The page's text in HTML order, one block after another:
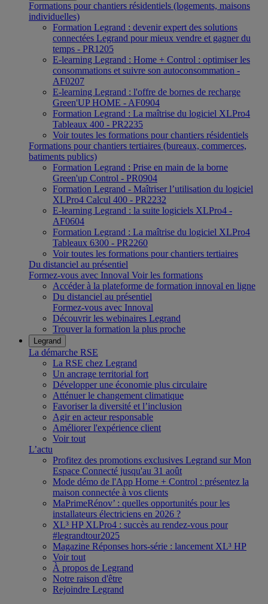
Formations pour chantiers résidentiels (logements, maisons
individuelles)
Formation Legrand : devenir expert des solutions
connectées Legrand pour mieux vendre et gagner du
temps - PR1205
E-learning Legrand : Home + Control : optimiser les
consommations et suivre son autoconsommation -
AF0207
E-learning Legrand : l'offre de bornes de recharge
Green'UP HOME - AF0904
Formation Legrand : La maîtrise du logiciel XLPro4
Tableaux 400 - PR2235
Voir toutes les formations pour chantiers résidentiels
Formations pour chantiers tertiaires (bureaux, commerces,
batiments publics)
Formation Legrand : Prise en main de la borne
Green'up Control - PR0904
Formation Legrand - Maîtriser l’utilisation du logiciel
XLPro4 Calcul 400 - PR2232
E-learning Legrand : la suite logiciels XLPro4 -
AF0604
Formation Legrand : La maîtrise du logiciel XLPro4
Tableaux 6300 - PR2260
Voir toutes les formations pour chantiers tertiaires
Du distanciel au présentiel
Formez-vous avec Innoval Voir les formations
Accéder à la plateforme de formation innoval en ligne
Du distanciel au présentiel
Formez-vous avec Innoval
Découvrir les webinaires Legrand
Trouver la formation la plus proche
Legrand
La démarche RSE
La RSE chez Legrand
Un ancrage territorial fort
Développer une économie plus circulaire
Atténuer le changement climatique
Favoriser la diversité et l’inclusion
Agir en acteur responsable
Améliorer l'expérience client
Voir tout
L’actu
Profitez des promotions exclusives Legrand sur Mon
Espace Connecté jusqu'au 31 août
Mode démo de l'App Home + Control : présentez la
maison connectée à vos clients
MaPrimeRénov’ : quelles opportunités pour les
installateurs électriciens en 2026 ?
XL³ HP XLPro4 : succès au rendez-vous pour
#legrandtour2025
Magazine Réponses hors-série : lancement XL³ HP
Voir tout
À propos de Legrand
Notre raison d'être
Rejoindre Legrand